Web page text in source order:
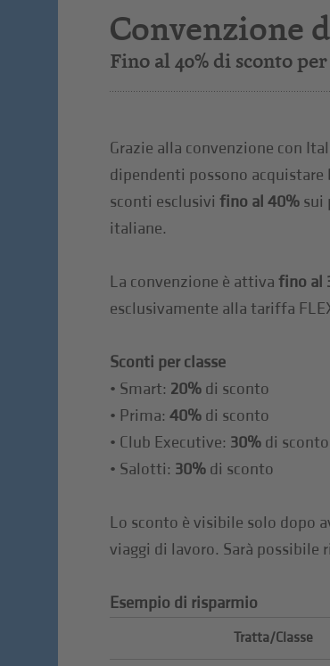
Convenzione
Fino al 40% di sconto
Grazie alla convenzione con
dipendenti possono
sconti esclusivi fino al 40% sui
italiane.
La convenzione è attiva fino al
esclusivamente alla tariffa
Sconti per classe
• Smart: 20% di sconto
• Prima: 40% di sconto
• Club Executive: 30%di sconto
• Salotti: 30%di sconto
Lo sconto è visibile solo dopo
viaggi di lavoro. Sarà possibile
Esempio di risparmio
Tratta/Classe